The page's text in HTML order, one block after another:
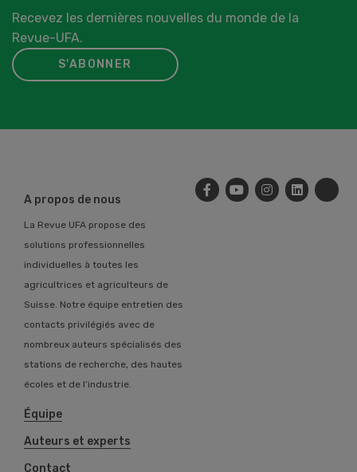
Recevez les dernières nouvelles du monde de la
Revue-UFA.
S'ABONNER
A propos de nous
La Revue UFA propose des
solutions professionnelles
individuelles à toutes les
agricultrices et agriculteurs de
Suisse. Notre équipe entretien des
contacts privilégiés avec de
nombreux auteurs spécialisés des
stations de recherche, des hautes
écoles et de l’industrie.
Équipe
Auteurs et experts
Contact